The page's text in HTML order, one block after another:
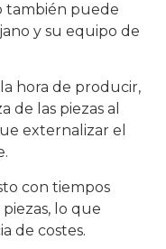
también puede
y su equipo de
hora de producir,
de las piezas al
externalizar el
con tiempos
lo que
de costes.